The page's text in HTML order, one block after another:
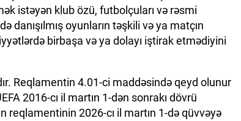
istəyən klub özü, futbolçuları və rəsmi
danışılmış oyunların təşkili və ya matçın
birbaşa və ya dolayı iştirak etmədiyini
Reqlamentin 4.01-ci maddəsində qeyd olunur
2016-cı il martın 1-dən sonrakı dövrü
reqlamentinin 2026-cı il martın 1-də qüvvəyə